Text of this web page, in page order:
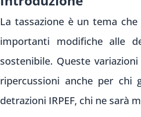
La tassazione è un tema
importanti modifiche alle
sostenibile. Queste
ripercussioni anche per chi
detrazioni IRPEF, chi ne sarà